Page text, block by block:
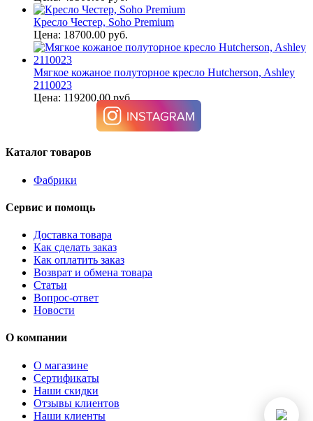
Кресло Честер, Soho Premium
Цена: 18700.00 руб.
Мягкое кожаное полуторное кресло Hutcherson, Ashley
2110023
Цена: 119200.00 руб.
Каталог товаров
Фабрики
Сервис и помощь
Доставка товара
Как сделать заказ
Как оплатить заказ
Возврат и обмена товара
Статьи
Вопрос-ответ
Новости
О компании
О магазине
Сертификаты
Наши скидки
Отзывы клиентов
Наши клиенты